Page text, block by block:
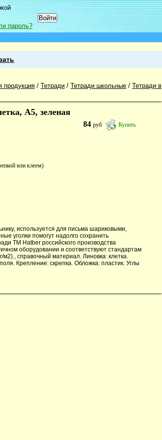
пароль?
продукция / Тетради / Тетради школьные / Тетради в
А5, зеленая
84руб Купить
или клеем)
используется для письма шариковыми,
уголки помогут надолго сохранить
ТМ Hatber российского производства
оборудовании и соответствуют стандартам
м2)., справочный материал. Линовка: клетка.
Крепление: скрепка. Обложка: пластик. Углы